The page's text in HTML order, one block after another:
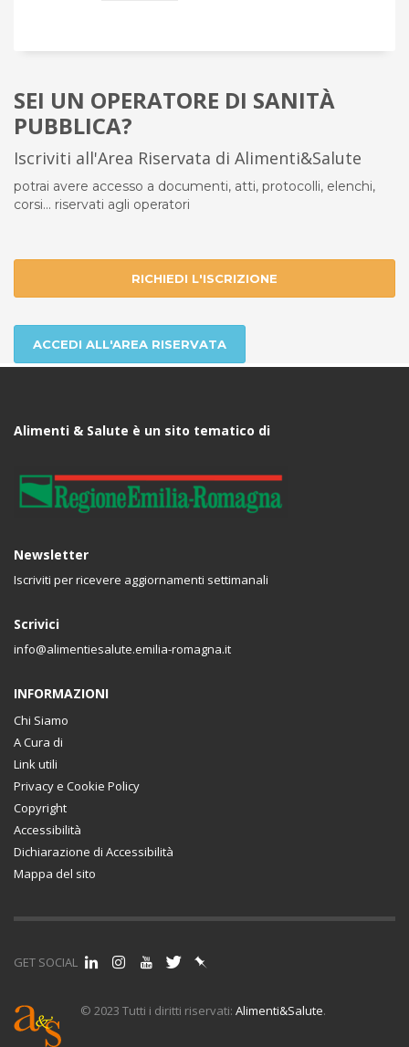
SEI UN OPERATORE DI SANITÀ
PUBBLICA?
Iscriviti all'Area Riservata di Alimenti&Salute
potrai avere accesso a documenti, atti, protocolli, elenchi,
corsi... riservati agli operatori
RICHIEDI L'ISCRIZIONE
ACCEDI ALL'AREA RISERVATA
Alimenti & Salute è un sito tematico di
Newsletter
Iscriviti per ricevere aggiornamenti settimanali
Scrivici
info@alimentiesalute.emilia-romagna.it
INFORMAZIONI
Chi Siamo
A Cura di
Link utili
Privacy e Cookie Policy
Copyright
Accessibilità
Dichiarazione di Accessibilità
Mappa del sito
GET SOCIAL
© 2023 Tutti i diritti riservati: Alimenti&Salute.